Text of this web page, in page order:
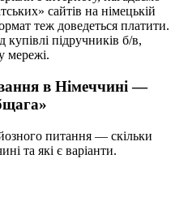
сайтів на німецькій
теж доведеться платити.
підручників б/в,
мережі.
в Німеччині —
питання — скільки
та які є варіанти.